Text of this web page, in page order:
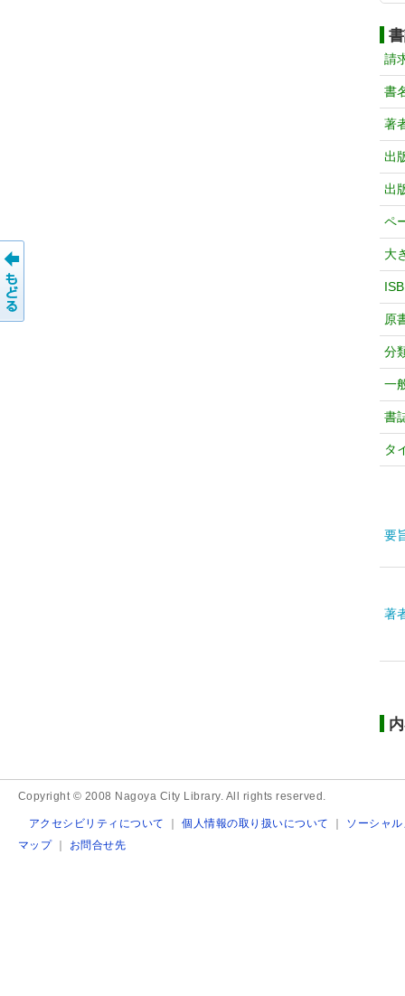
請
書
著
出
出
ペ
大
原
分
一
書
タ
要
著
Copyright © 2008 Nagoya City Library. All rights reserved.
アクセシビリティについて ｜個人情報の取り扱いについて ｜ ソーシャ
マップ｜ お問合せ先